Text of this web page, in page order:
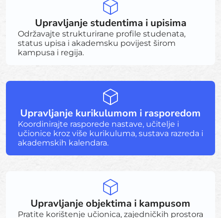
Upravljanje studentima i upisima
Održavajte strukturirane profile studenata,
status upisa i akademsku povijest širom
kampusa i regija.
Upravljanje kurikulumom i rasporedom
Koordinirajte rasporede nastave, učitelje i
učionice kroz više kurikuluma, sustava razreda i
akademskih kalendara.
Upravljanje objektima i kampusom
Pratite korištenje učionica, zajedničkih prostora